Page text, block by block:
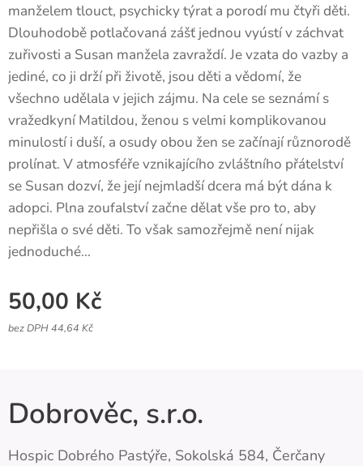
manželem tlouct, psychicky týrat a porodí mu čtyři děti.
Dlouhodobě potlačovaná zášť jednou vyústí v záchvat
zuřivosti a Susan manžela zavraždí. Je vzata do vazby a
jediné, co ji drží při životě, jsou děti a vědomí, že
všechno udělala v jejich zájmu. Na cele se seznámí s
vražedkyní Matildou, ženou s velmi komplikovanou
minulostí i duší, a osudy obou žen se začínají různorodě
prolínat. V atmosféře vznikajícího zvláštního přátelství
se Susan dozví, že její nejmladší dcera má být dána k
adopci. Plna zoufalství začne dělat vše pro to, aby
nepřišla o své děti. To však samozřejmě není nijak
jednoduché...
50,00 Kč
bez DPH 44,64 Kč
Dobrověc, s.r.o.
Hospic Dobrého Pastýře, Sokolská 584, Čerčany